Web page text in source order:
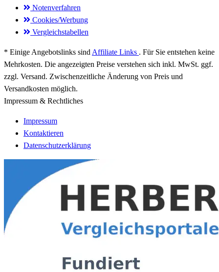
Notenverfahren
Cookies/Werbung
Vergleichstabellen
* Einige Angebotslinks sind Affiliate Links . Für Sie entstehen keine
Mehrkosten. Die angezeigten Preise verstehen sich inkl. MwSt. ggf.
zzgl. Versand. Zwischenzeitliche Änderung von Preis und
Versandkosten möglich.
Impressum & Rechtliches
Impressum
Kontaktieren
Datenschutzerklärung